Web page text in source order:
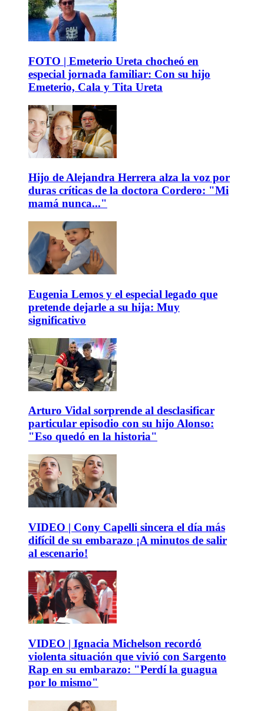
FOTO | Emeterio Ureta chocheó en
especial jornada familiar: Con su hijo
Emeterio, Cala y Tita Ureta
Hijo de Alejandra Herrera alza la voz por
duras críticas de la doctora Cordero: "Mi
mamá nunca..."
Eugenia Lemos y el especial legado que
pretende dejarle a su hija: Muy
significativo
Arturo Vidal sorprende al desclasificar
particular episodio con su hijo Alonso:
"Eso quedó en la historia"
VIDEO | Cony Capelli sincera el día más
difícil de su embarazo ¡A minutos de salir
al escenario!
VIDEO | Ignacia Michelson recordó
violenta situación que vivió con Sargento
Rap en su embarazo: "Perdí la guagua
por lo mismo"